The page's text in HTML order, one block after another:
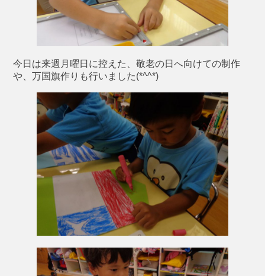
今日は来週月曜日に控えた、敬老の日へ向けての制作
や、万国旗作りも行いました(*^^*)